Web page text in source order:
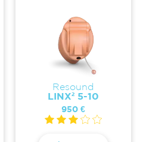
Resound
LINX² 5-10
950 €